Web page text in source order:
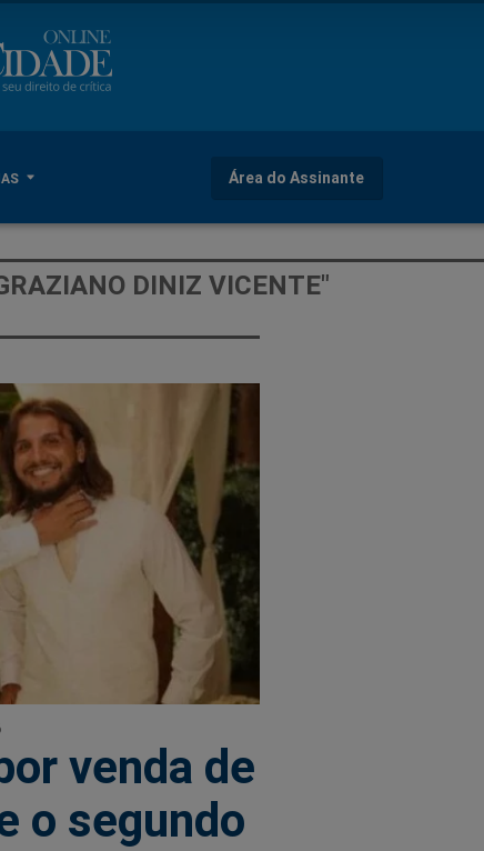
Área do Assinante
DINIZ VICENTE"
venda de
o segundo